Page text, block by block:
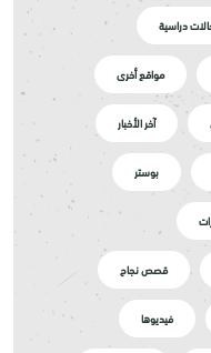
دراسية
مواقع أخرى
آخر الأخبار
بوستر
قصص نجاح
فيديوها